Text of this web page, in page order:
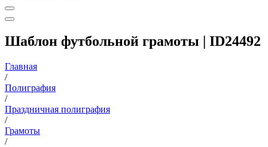
Шаблон футбольной грамоты | ID24492
Главная
/
Полиграфия
/
Праздничная полиграфия
/
Грамоты
/